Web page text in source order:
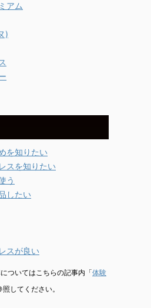
アム
)
を知りたい
スを知りたい
う
したい
スが良い
ついてはこちらの記事内「体験
照してください。